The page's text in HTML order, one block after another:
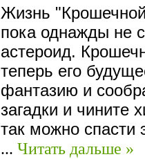
Жизнь
пока однажды не
астероид.
теперь его
фантазию и
загадки и чините
так можно спасти
... Читать дальше »